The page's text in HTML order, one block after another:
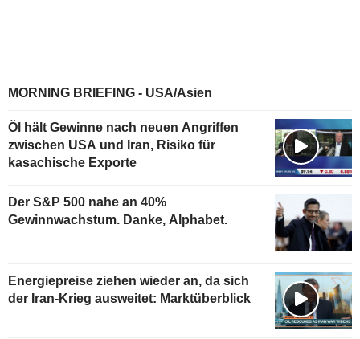
MORNING BRIEFING - USA/Asien
Öl hält Gewinne nach neuen Angriffen
zwischen USA und Iran, Risiko für
kasachische Exporte
Der S&P 500 nahe an 40%
Gewinnwachstum. Danke, Alphabet.
Energiepreise ziehen wieder an, da sich
der Iran-Krieg ausweitet: Marktüberblick